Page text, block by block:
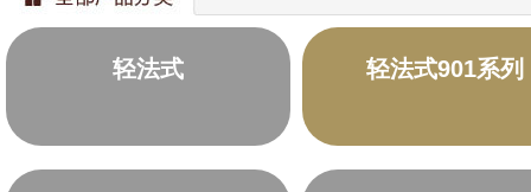
轻法式 轻法式901系列